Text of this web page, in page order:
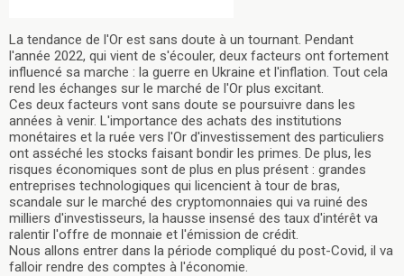
La tendance de l'Or est sans doute à un tournant. Pendant
l'année 2022, qui vient de s'écouler, deux facteurs ont fortement
influencé sa marche : la guerre en Ukraine et l'inflation. Tout cela
rend les échanges sur le marché de l'Or plus excitant.
Ces deux facteurs vont sans doute se poursuivre dans les
années à venir. L'importance des achats des institutions
monétaires et la ruée vers l'Or d'investissement des particuliers
ont asséché les stocks faisant bondir les primes. De plus, les
risques économiques sont de plus en plus présent : grandes
entreprises technologiques qui licencient à tour de bras,
scandale sur le marché des cryptomonnaies qui va ruiné des
milliers d'investisseurs, la hausse insensé des taux d'intérêt va
ralentir l'offre de monnaie et l'émission de crédit.
Nous allons entrer dans la période compliqué du post-Covid, il va
falloir rendre des comptes à l'économie.